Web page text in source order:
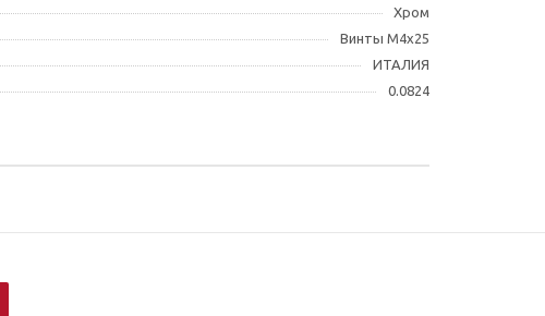
Хром
Винты M4x25
ИТАЛИЯ
0.0824